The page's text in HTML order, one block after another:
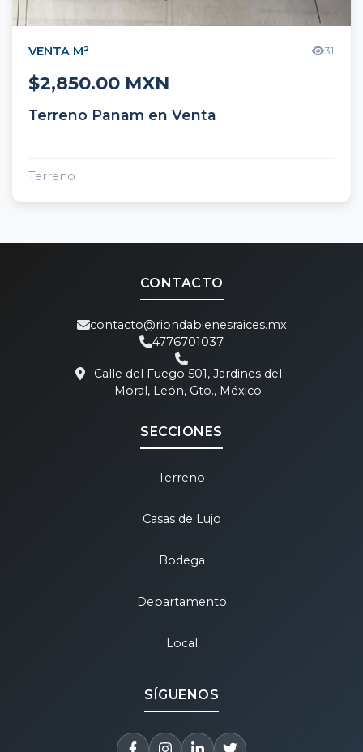
VENTA M² 31
$2,850.00 MXN
Terreno Panam en Venta
Terreno
CONTACTO
contacto@riondabienesraices.mx
4776701037
Calle del Fuego 501, Jardines del
Moral, León, Gto., México
SECCIONES
Terreno
Casas de Lujo
Bodega
Departamento
Local
SÍGUENOS